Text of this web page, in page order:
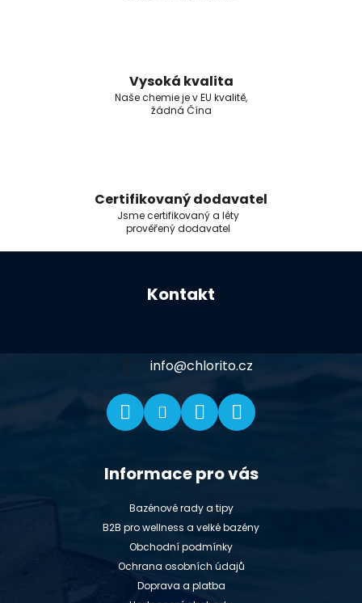
Vysoká kvalita
Naše chemie je v EU kvalitě,
žádná Čína
Certifikovaný dodavatel
Jsme certifikovaný a léty
prověřený dodavatel
Z
Kontakt
info@chlorito.cz
Informace pro vás
Bazénové rady a tipy
B2B pro wellness a velké bazény
Obchodní podmínky
Ochrana osobních údajů
Doprava a platba